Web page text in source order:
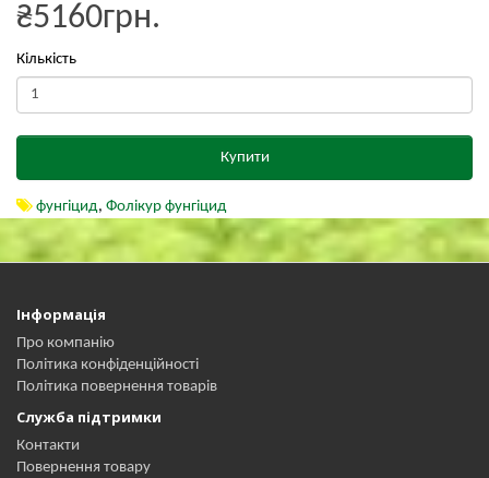
₴5160грн.
Кількість
Купити
фунгіцид, Фолікур фунгіцид
Інформація
Про компанію
Політика конфіденційності
Політика повернення товарів
Служба підтримки
Контакти
Повернення товару